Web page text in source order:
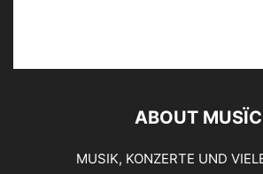
ABOUT MUSÏC
MUSIK, KONZERTE UND